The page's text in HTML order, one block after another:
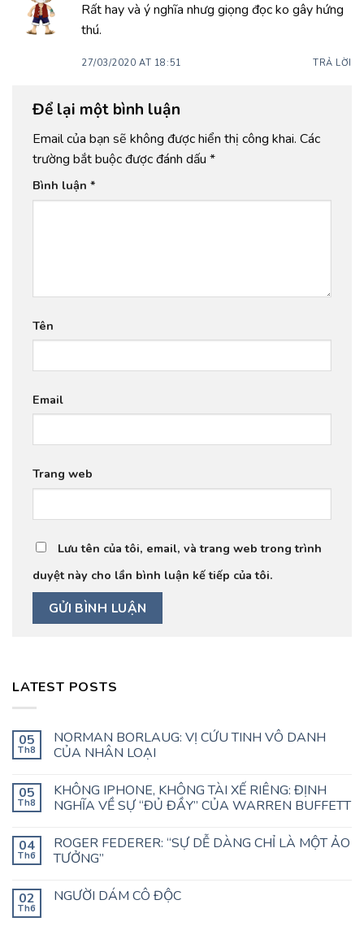
Rất hay và ý nghĩa nhưg giọng đọc ko gây hứng
thú.
27/03/2020 AT 18:51 TRẢ LỜI
Để lại một bình luận
Email của bạn sẽ không được hiển thị công khai. Các
trường bắt buộc được đánh dấu *
Bình luận *
Tên
Email
Trang web
Lưu tên của tôi, email, và trang web trong trình
duyệt này cho lần bình luận kế tiếp của tôi.
LATEST POSTS
05
Th8
NORMAN BORLAUG: VỊ CỨU TINH VÔ DANH
CỦA NHÂN LOẠI
05
Th8
KHÔNG IPHONE, KHÔNG TÀI XẾ RIÊNG: ĐỊNH
NGHĨA VỀ SỰ “ĐỦ ĐẦY” CỦA WARREN BUFFETT
04
Th6
ROGER FEDERER: “SỰ DỄ DÀNG CHỈ LÀ MỘT ẢO
TƯỞNG”
02
Th6
NGƯỜI DÁM CÔ ĐỘC